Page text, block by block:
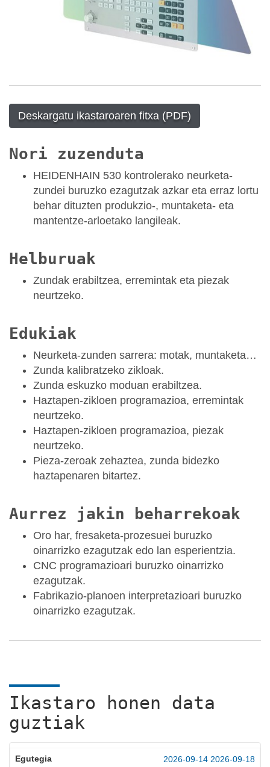
Deskargatu ikastaroaren fitxa (PDF)
Nori zuzenduta
HEIDENHAIN 530 kontrolerako neurketa-
zundei buruzko ezagutzak azkar eta erraz lortu
behar dituzten produkzio-, muntaketa- eta
mantentze-arloetako langileak.
Helburuak
Zundak erabiltzea, erremintak eta piezak
neurtzeko.
Edukiak
Neurketa-zunden sarrera: motak, muntaketa…
Zunda kalibratzeko zikloak.
Zunda eskuzko moduan erabiltzea.
Haztapen-zikloen programazioa, erremintak
neurtzeko.
Haztapen-zikloen programazioa, piezak
neurtzeko.
Pieza-zeroak zehaztea, zunda bidezko
haztapenaren bitartez.
Aurrez jakin beharrekoak
Oro har, fresaketa-prozesuei buruzko
oinarrizko ezagutzak edo lan esperientzia.
CNC programazioari buruzko oinarrizko
ezagutzak.
Fabrikazio-planoen interpretazioari buruzko
oinarrizko ezagutzak.
Ikastaro honen data
guztiak
2026-09-14 2026-09-18